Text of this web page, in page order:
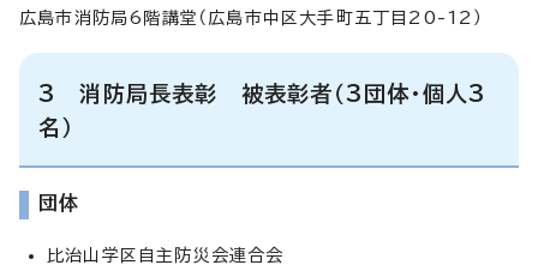
広島市消防局6階講堂（広島市中区大手町五丁目20-12）
3 消防局長表彰 被表彰者（3団体・個人3
名）
団体
比治山学区自主防災会連合会